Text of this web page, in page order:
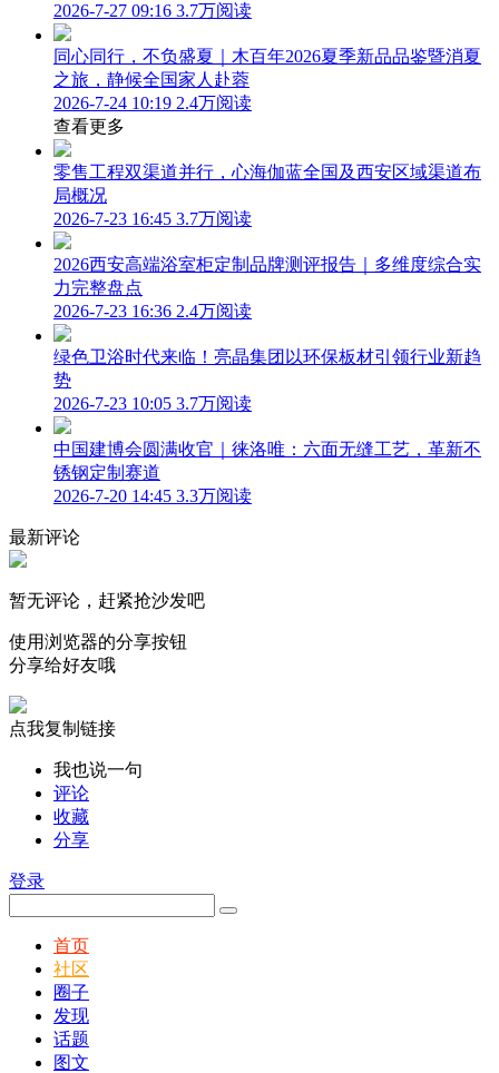
2026-7-27 09:16 3.7万阅读
同心同行，不负盛夏｜木百年2026夏季新品品鉴暨消夏
之旅，静候全国家人赴蓉
2026-7-24 10:19 2.4万阅读
查看更多
零售工程双渠道并行，心海伽蓝全国及西安区域渠道布
局概况
2026-7-23 16:45 3.7万阅读
2026西安高端浴室柜定制品牌测评报告｜多维度综合实
力完整盘点
2026-7-23 16:36 2.4万阅读
绿色卫浴时代来临！亮晶集团以环保板材引领行业新趋
势
2026-7-23 10:05 3.7万阅读
中国建博会圆满收官｜徕洛唯：六面无缝工艺，革新不
锈钢定制赛道
2026-7-20 14:45 3.3万阅读
最新评论
暂无评论，赶紧抢沙发吧
使用浏览器的分享按钮
分享给好友哦
点我复制链接
我也说一句
评论
收藏
分享
登录
首页
社区
圈子
发现
话题
图文